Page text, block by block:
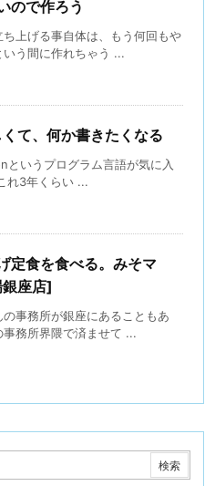
ので作ろう
上げる事自体は、もう何回もや
いう間に作れちゃう ...
て、何か書きたくなる
というプログラム言語が気に入
れ3年くらい ...
定食を食べる。みそマ
座店]
事務所が銀座にあることもあ
事務所界隈で済ませて ...